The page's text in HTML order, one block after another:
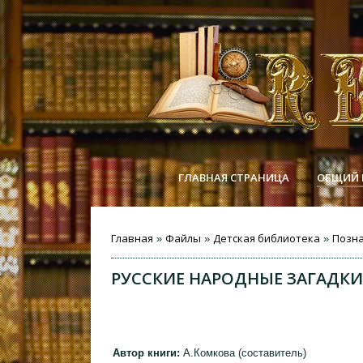
ГЛАВНАЯ СТРАНИЦА ОБЩИЙ
Главная » Файлы » Детская библиотека »
РУССКИЕ НАРОДНЫЕ
Автор книги: А.Комкова (составитель)